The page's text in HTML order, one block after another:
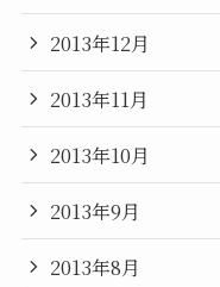
2013年12月
2013年11月
2013年10月
2013年9月
2013年8月